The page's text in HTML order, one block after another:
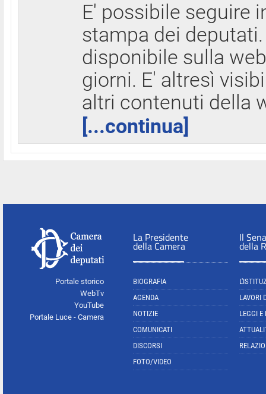
E' possibile seguire
stampa dei
disponibile sulla
giorni. E' altresì
altri contenuti della
[...continua]
Portale storico
WebTv
YouTube
Portale Luce - Camera
La Presidente
della Camera
BIOGRAFIA
AGENDA
NOTIZIE
COMUNICATI
DISCORSI
FOTO/VIDEO
Il
della
LAVORI
LEGGI E